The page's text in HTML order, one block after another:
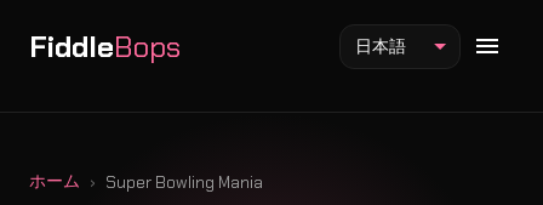
FiddleBops 日本語
ホーム Super Bowling Mania